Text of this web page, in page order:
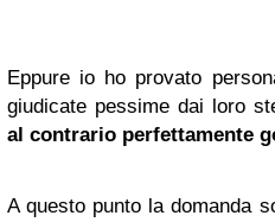
Eppure io ho provato
giudicate pessime dai loro
al contrario perfettamente
A questo punto la domanda